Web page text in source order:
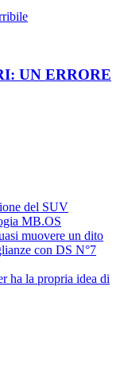
UN ERRORE
del SUV
MB.OS
muovere un dito
con DS N°7
ha la propria idea di